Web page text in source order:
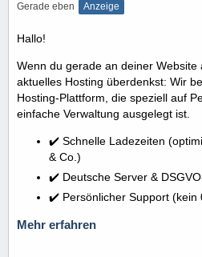
Gerade eben Anzeige
Hallo!
Wenn du gerade an deiner Website
aktuelles Hosting überdenkst: Wir
Hosting-Plattform, die speziell auf
einfache Verwaltung ausgelegt ist.
✔️ Schnelle Ladezeiten
& Co.)
✔️ Deutsche Server &
✔️ Persönlicher Support (kein
Mehr erfahren